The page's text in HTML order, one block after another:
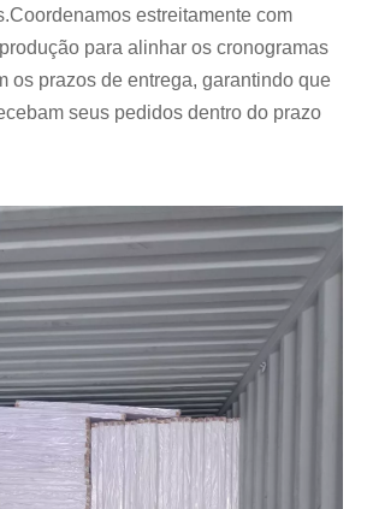
estreitamente com
para alinhar os cronogramas
os prazos de entrega, garantindo que
seus pedidos dentro do prazo